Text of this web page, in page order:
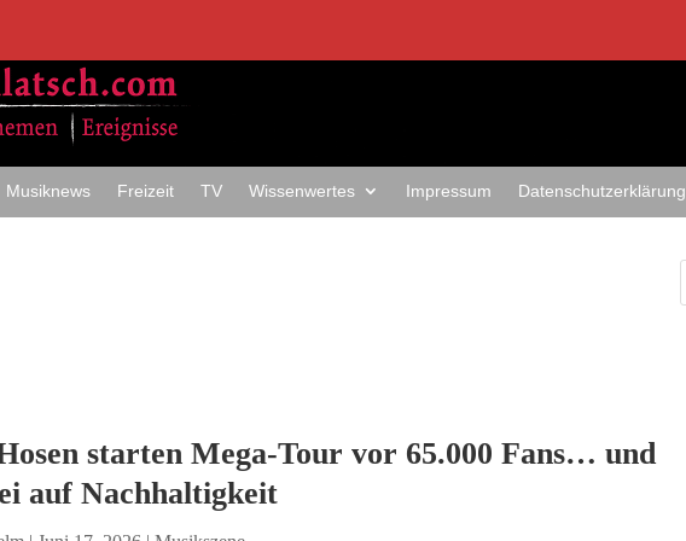
Musiknews Freizeit TV Wissenwertes Impressum Datenschutzerklärung
starten Mega-Tour vor 65.000 Fans… und
auf Nachhaltigkeit